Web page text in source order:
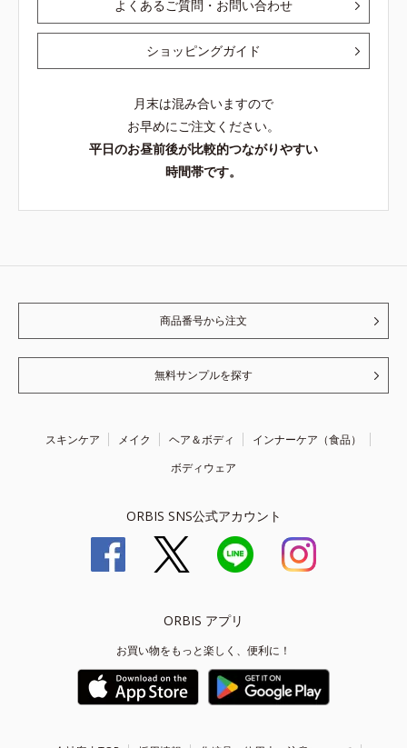
よくあるご質問・お問い合わせ
ショッピングガイド
月末は混み合いますので
お早めにご注文ください。
平日のお昼前後が比較的つながりやすい
時間帯です。
商品番号から注文
無料サンプルを探す
スキンケア メイク ヘア＆ボディ
インナーケア（食品）
ボディウェア
ORBIS SNS公式アカウント
ORBIS アプリ
お買い物をもっと楽しく、便利に！